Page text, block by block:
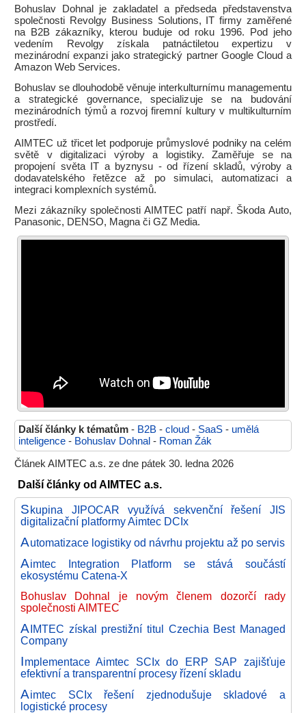
Bohuslav Dohnal je zakladatel a předseda představenstva
společnosti Revolgy Business Solutions, IT firmy zaměřené
na B2B zákazníky, kterou buduje od roku 1996. Pod jeho
vedením Revolgy získala patnáctiletou expertizu v
mezinárodní expanzi jako strategický partner Google Cloud a
Amazon Web Services.
Bohuslav se dlouhodobě věnuje interkulturnímu managementu
a strategické governance, specializuje se na budování
mezinárodních týmů a rozvoj firemní kultury v multikulturním
prostředí.
AIMTEC už třicet let podporuje průmyslové podniky na celém
světě v digitalizaci výroby a logistiky. Zaměřuje se na
propojení světa IT a byznysu - od řízení skladů, výroby a
dodavatelského řetězce až po simulaci, automatizaci a
integraci komplexních systémů.
Mezi zákazníky společnosti AIMTEC patří např. Škoda Auto,
Panasonic, DENSO, Magna či GZ Media.
Další články k tématům - B2B - cloud - SaaS - umělá
inteligence - Bohuslav Dohnal - Roman Žák
Článek AIMTEC a.s. ze dne pátek 30. ledna 2026
Další články od AIMTEC a.s.
Skupina JIPOCAR využívá sekvenční řešení JIS
digitalizační platformy Aimtec DCIx
Automatizace logistiky od návrhu projektu až po servis
Aimtec Integration Platform se stává součástí
ekosystému Catena-X
Bohuslav Dohnal je novým členem dozorčí rady
společnosti AIMTEC
AIMTEC získal prestižní titul Czechia Best Managed
Company
Implementace Aimtec SCIx do ERP SAP zajišťuje
efektivní a transparentní procesy řízení skladu
Aimtec SCIx řešení zjednodušuje skladové a
logistické procesy